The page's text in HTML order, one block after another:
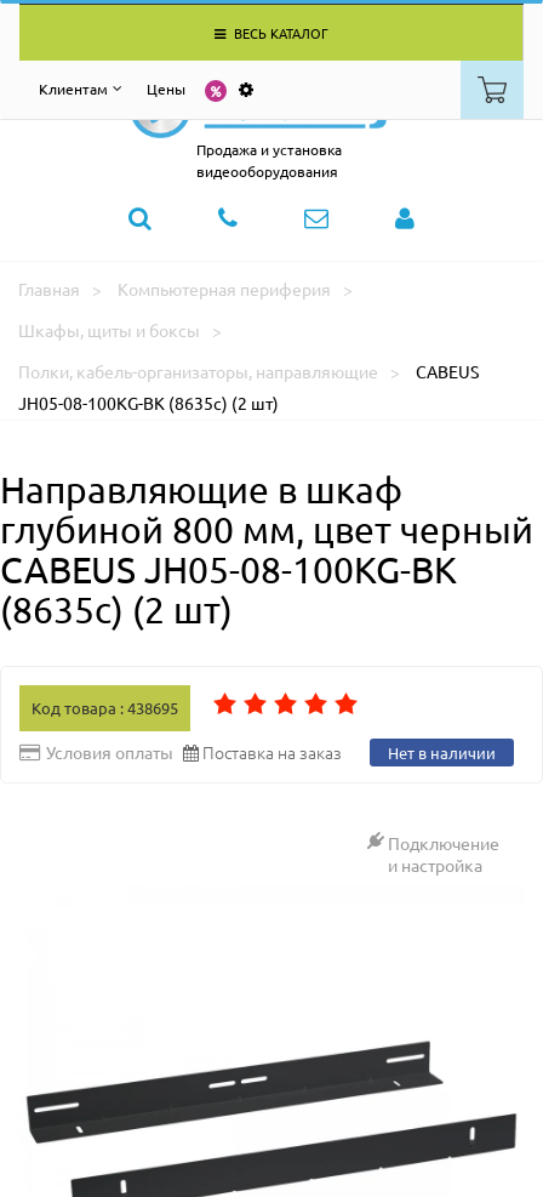
ВЕСЬ КАТАЛОГ
Клиентам Цены
Продажа и установка
видеооборудования
Главная
Компьютерная периферия
Шкафы, щиты и боксы
Полки, кабель-организаторы, направляющие
CABEUS
JH05-08-100KG-BK (8635c) (2 шт)
Направляющие в шкаф
глубиной 800 мм, цвет черный
CABEUS JH05-08-100KG-BK
(8635c) (2 шт)
Код товара : 438695
Условия оплаты Поставка на заказ Нет в наличии
Подключение
и настройка